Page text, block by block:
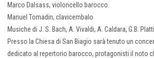
Marco Dalsass, violoncello barocco
Manuel Tomadin, clavicembalo
Musiche di J. S. Bach, A. Vivaldi, A. Caldara, G.B. Platti
Presso la Chiesa di San Biagio sarà tenuto un
dedicato al repertorio barocco, protagonisti il noto